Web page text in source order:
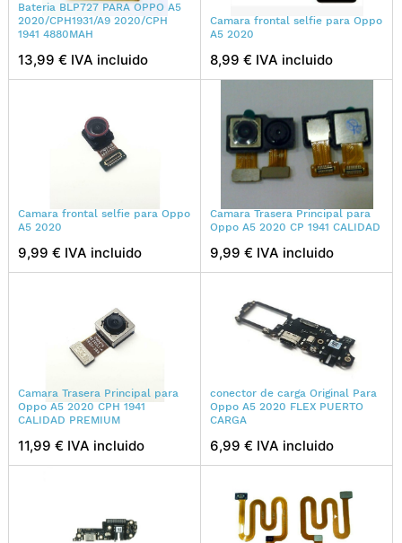
Bateria BLP727 PARA OPPO A5
2020/CPH1931/A9 2020/CPH
1941 4880MAH
13,99 € IVA incluido
Camara frontal selfie para Oppo
A5 2020
8,99 € IVA incluido
Camara frontal selfie para Oppo
A5 2020
9,99 € IVA incluido
Camara Trasera Principal para
Oppo A5 2020 CP 1941 CALIDAD
9,99 € IVA incluido
Camara Trasera Principal para
Oppo A5 2020 CPH 1941
CALIDAD PREMIUM
11,99 € IVA incluido
conector de carga Original Para
Oppo A5 2020 FLEX PUERTO
CARGA
6,99 € IVA incluido